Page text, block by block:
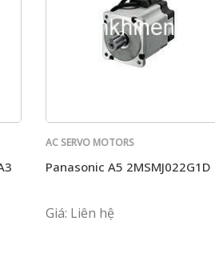
AC SERVO MOTORS
Panasonic A5 2MSMJ022G1D
Giá: Liên hệ